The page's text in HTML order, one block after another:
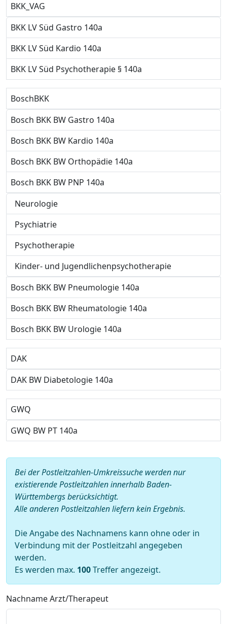
BKK_VAG
BKK LV Süd Gastro 140a
BKK LV Süd Kardio 140a
BKK LV Süd Psychotherapie § 140a
BoschBKK
Bosch BKK BW Gastro 140a
Bosch BKK BW Kardio 140a
Bosch BKK BW Orthopädie 140a
Bosch BKK BW PNP 140a
Neurologie
Psychiatrie
Psychotherapie
Kinder- und Jugendlichenpsychotherapie
Bosch BKK BW Pneumologie 140a
Bosch BKK BW Rheumatologie 140a
Bosch BKK BW Urologie 140a
DAK
DAK BW Diabetologie 140a
GWQ
GWQ BW PT 140a
Bei der Postleitzahlen-Umkreissuche werden nur
existierende Postleitzahlen innerhalb Baden-
Württembergs berücksichtigt.
Alle anderen Postleitzahlen liefern kein Ergebnis.
Die Angabe des Nachnamens kann ohne oder in
Verbindung mit der Postleitzahl angegeben
werden.
Es werden max. 100Treffer angezeigt.
Nachname Arzt/Therapeut